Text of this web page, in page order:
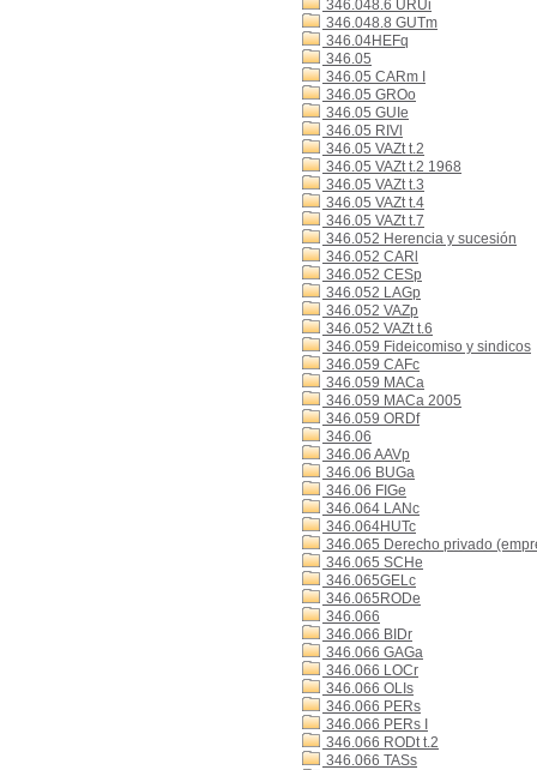
346.048.6 URUi
346.048.8 GUTm
346.04HEFq
346.05
346.05 CARm I
346.05 GROo
346.05 GUIe
346.05 RIVl
346.05 VAZt t.2
346.05 VAZt t.2 1968
346.05 VAZt t.3
346.05 VAZt t.4
346.05 VAZt t.7
346.052 Herencia y sucesión
346.052 CARl
346.052 CESp
346.052 LAGp
346.052 VAZp
346.052 VAZt t.6
346.059 Fideicomiso y sindicos
346.059 CAFc
346.059 MACa
346.059 MACa 2005
346.059 ORDf
346.06
346.06 AAVp
346.06 BUGa
346.06 FIGe
346.064 LANc
346.064HUTc
346.065 Derecho privado
346.065 SCHe
346.065GELc
346.065RODe
346.066
346.066 BIDr
346.066 GAGa
346.066 LOCr
346.066 OLIs
346.066 PERs
346.066 PERs I
346.066 RODt t.2
346.066 TASs